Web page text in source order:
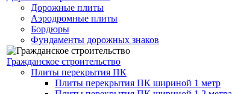
Дорожные плиты
Аэродромные плиты
Бордюры
Фундаменты дорожных знаков
Гражданское строительство
Плиты перекрытия ПК
Плиты перекрытия ПК шириной 1 метр